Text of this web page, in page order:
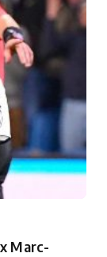
Marc-